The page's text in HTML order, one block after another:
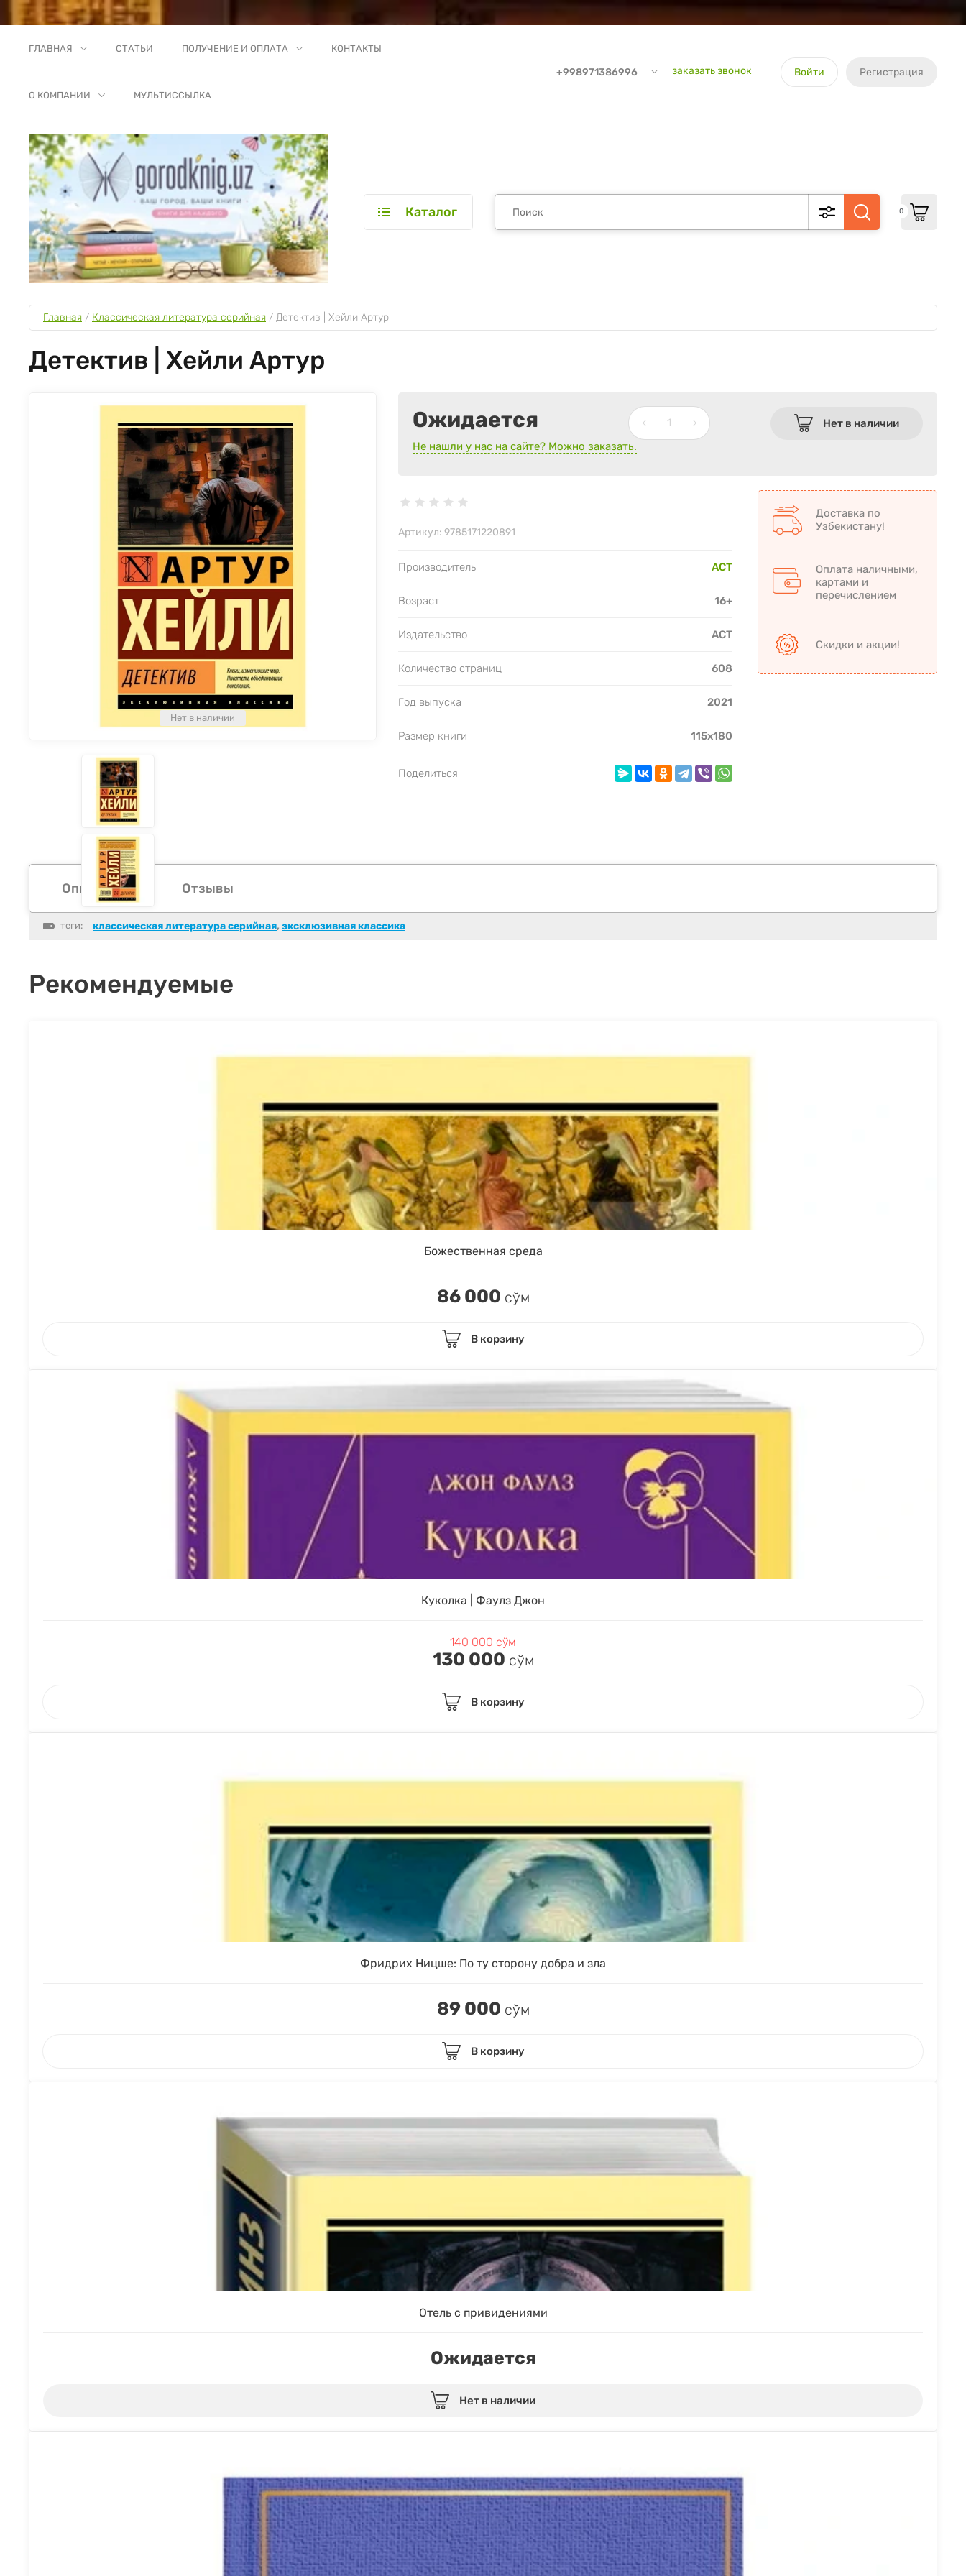
ГЛАВНАЯ СТАТЬИ ПОЛУЧЕНИЕ И ОПЛАТА КОНТАКТЫ
О КОМПАНИИ МУЛЬТИССЫЛКА
+998971386996 заказать звонок Войти Регистрация
Каталог 0
Главная / Классическая литература серийная / Детектив | Хейли Артур
Детектив | Хейли Артур
Нет в наличии
Ожидается
Нет в наличии
Не нашли у нас на сайте? Можно заказать.
Артикул: 9785171220891
Производитель АСТ
Возраст 16+
Издательство АСТ
Количество страниц 608
Год выпуска 2021
Размер книги 115х180
Поделиться
Доставка по
Узбекистану!
Оплата наличными,
картами и
перечислением
Скидки и акции!
Описание Отзывы
теги: классическая литература серийная, эксклюзивная классика
Рекомендуемые
Божественная среда
86 000 сўм
В корзину
Куколка | Фаулз Джон
140 000сўм
130 000 сўм
В корзину
Фридрих Ницше: По ту сторону добра и зла
89 000 сўм
В корзину
Отель с привидениями
Ожидается
Нет в наличии